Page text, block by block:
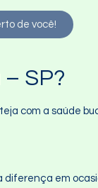
de você!
SP?
com a saúde
diferença em